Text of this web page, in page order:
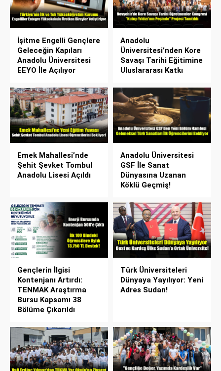
İşitme Engelli Gençlere
Geleceğin Kapıları
Anadolu Üniversitesi
EEYO İle Açılıyor
Anadolu
Üniversitesi’nden Kore
Savaşı Tarihi Eğitimine
Uluslararası Katkı
Emek Mahallesi’nde
Şehit Şevket Tombul
Anadolu Lisesi Açıldı
Anadolu Üniversitesi
GSF İle Sanat
Dünyasına Uzanan
Köklü Geçmiş!
Gençlerin İlgisi
Kontenjanı Artırdı:
TENMAK Araştırma
Bursu Kapsamı 38
Bölüme Çıkarıldı
Türk Üniversiteleri
Dünyaya Yayılıyor: Yeni
Adres Sudan!